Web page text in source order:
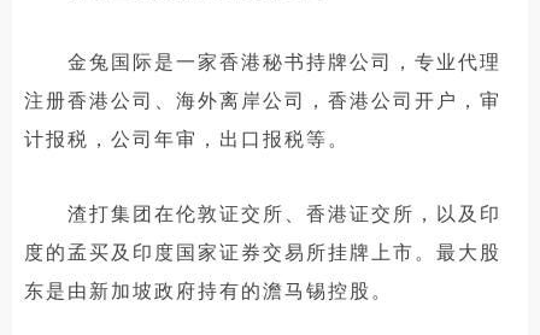
金兔国际是一家香港秘书持牌公司，专业代理
注册香港公司、海外离岸公司，香港公司开户，审
计报税，公司年审，出口报税等。
渣打集团在伦敦证交所、香港证交所，以及印
度的孟买及印度国家证券交易所挂牌上市。最大股
东是由新加坡政府持有的澹马锡控股。